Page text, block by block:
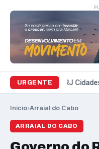
URGENTE
Variedades RJ
Início›Arraial do Cabo
ARRAIAL DO CABO